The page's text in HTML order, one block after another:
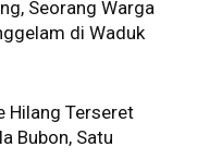
Seorang Warga
di Waduk
Hilang Terseret
Bubon, Satu